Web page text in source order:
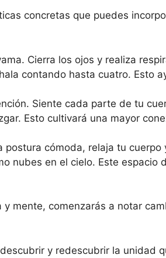
concretas que puedes
Cierra los ojos y realiza
contando hasta cuatro. Esto
Siente cada parte de tu
Esto cultivará una mayor
cómoda, relaja tu cuerpo
nubes en el cielo. Este espacio
mente, comenzarás a notar
y redescubrir la unidad